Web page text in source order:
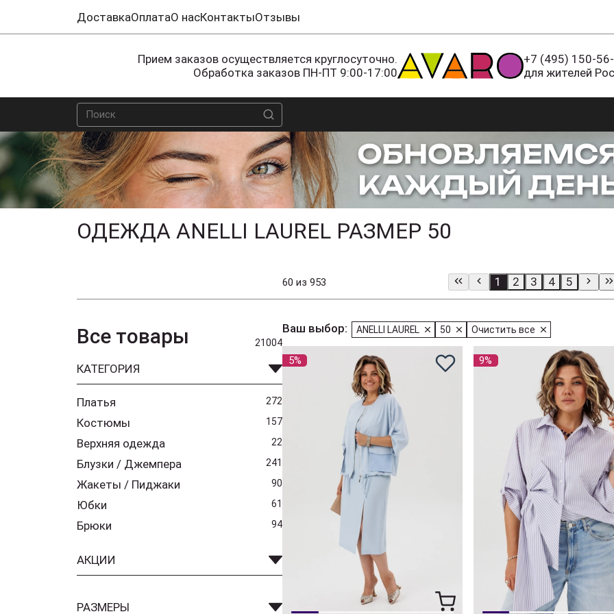
ДоставкаОплатаО насКонтактыОтзывы
Прием заказов осуществляется круглосуточно.
Обработка заказов ПН-ПТ 9:00-17:00
+7 (495) 150-
для жителей
ОДЕЖДА ANELLI LAUREL РАЗМЕР 50
60 из 953 1 2 3 4 5
Все товары 21004
КАТЕГОРИЯ
Платья 272
Костюмы 157
Верхняя одежда 22
Блузки / Джемпера 241
Жакеты / Пиджаки 90
Юбки 61
Брюки 94
АКЦИИ
РАЗМЕРЫ
Ваш выбор: ANELLI LAUREL 50 Очистить все
5% 9%